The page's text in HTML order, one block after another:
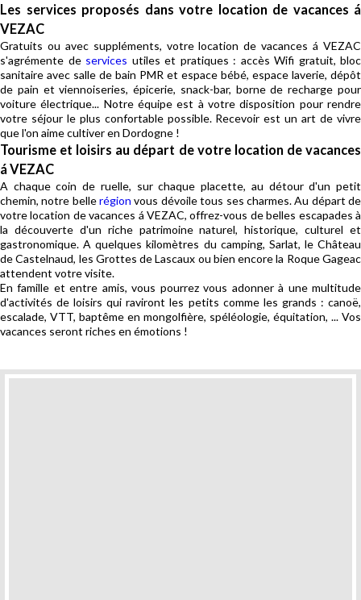
Les services proposés dans votre location de vacances á
VEZAC
Gratuits ou avec suppléments, votre location de vacances á VEZAC
s'agrémente de services utiles et pratiques : accès Wifi gratuit, bloc
sanitaire avec salle de bain PMR et espace bébé, espace laverie, dépôt
de pain et viennoiseries, épicerie, snack-bar, borne de recharge pour
voiture électrique... Notre équipe est à votre disposition pour rendre
votre séjour le plus confortable possible. Recevoir est un art de vivre
que l'on aime cultiver en Dordogne !
Tourisme et loisirs au départ de votre location de vacances
á VEZAC
A chaque coin de ruelle, sur chaque placette, au détour d'un petit
chemin, notre bellerégion vous dévoile tous ses charmes. Au départ de
votre location de vacances á VEZAC, offrez-vous de belles escapades à
la découverte d'un riche patrimoine naturel, historique, culturel et
gastronomique. A quelques kilomètres du camping, Sarlat, le Château
de Castelnaud, les Grottes de Lascaux ou bien encore la Roque Gageac
attendent votre visite.
En famille et entre amis, vous pourrez vous adonner à une multitude
d'activités de loisirs qui raviront les petits comme les grands : canoë,
escalade, VTT, baptême en mongolfière, spéléologie, équitation, ... Vos
vacances seront riches en émotions !